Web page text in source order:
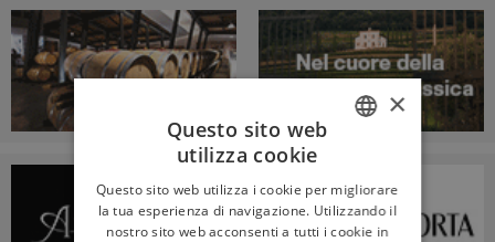
ENGLISH
×
Questo sito web
utilizza cookie
Questo sito web utilizza i cookie per migliorare
la tua esperienza di navigazione. Utilizzando il
nostro sito web acconsenti a tutti i cookie in